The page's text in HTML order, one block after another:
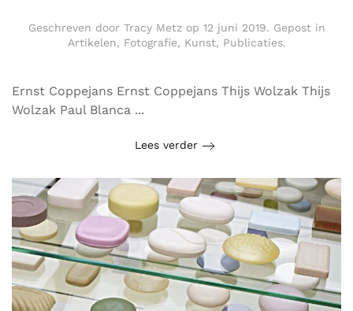
Geschreven door Tracy Metzop 12 juni 2019. Gepost in
Artikelen, Fotografie, Kunst, Publicaties.
Ernst Coppejans Ernst Coppejans Thijs Wolzak Thijs
Wolzak Paul Blanca ...
Lees verder